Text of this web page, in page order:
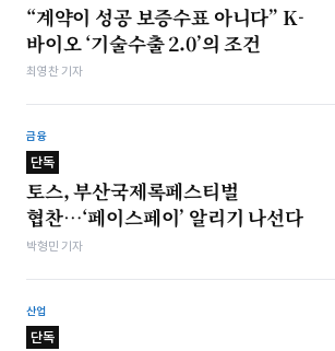
“계약이 성공 보증수표 아니다” K-
바이오 ‘기술수출 2.0’의 조건
최영찬 기자
금융
단독
토스, 부산국제록페스티벌
협찬…‘페이스페이’ 알리기 나선다
박형민 기자
산업
단독